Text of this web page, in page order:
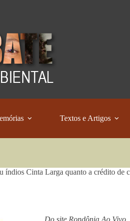
Textos e Artigos
índios Cinta Larga quanto a crédito de
Do site Rondônia Ao Vivo